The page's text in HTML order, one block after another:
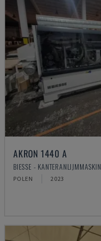
AKRON 1440 A
BIESSE - KANTERANLIJMMASKIN
POLEN 2023